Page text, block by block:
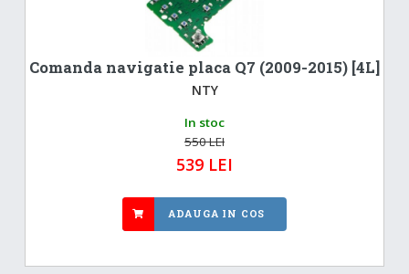
Comanda navigatie placa Q7 (2009-2015) [4L]
NTY
In stoc
550 LEI
539 LEI
ADAUGA IN COS